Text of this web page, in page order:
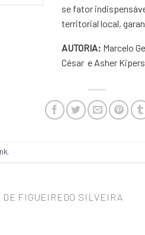
se fator
territorial local,
AUTORIA: Marcelo
César e Asher
.
DE FIGUEIREDO SILVEIRA